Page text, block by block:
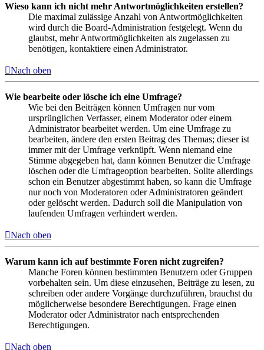
Wieso kann ich nicht mehr Antwortmöglichkeiten erstellen?
Die maximal zulässige Anzahl von Antwortmöglichkeiten
wird durch die Board-Administration festgelegt. Wenn du
glaubst, mehr Antwortmöglichkeiten als zugelassen zu
benötigen, kontaktiere einen Administrator.
Nach oben
Wie bearbeite oder lösche ich eine Umfrage?
Wie bei den Beiträgen können Umfragen nur vom
ursprünglichen Verfasser, einem Moderator oder einem
Administrator bearbeitet werden. Um eine Umfrage zu
bearbeiten, ändere den ersten Beitrag des Themas; dieser ist
immer mit der Umfrage verknüpft. Wenn niemand eine
Stimme abgegeben hat, dann können Benutzer die Umfrage
löschen oder die Umfrageoption bearbeiten. Sollte allerdings
schon ein Benutzer abgestimmt haben, so kann die Umfrage
nur noch von Moderatoren oder Administratoren geändert
oder gelöscht werden. Dadurch soll die Manipulation von
laufenden Umfragen verhindert werden.
Nach oben
Warum kann ich auf bestimmte Foren nicht zugreifen?
Manche Foren können bestimmten Benutzern oder Gruppen
vorbehalten sein. Um diese einzusehen, Beiträge zu lesen, zu
schreiben oder andere Vorgänge durchzuführen, brauchst du
möglicherweise besondere Berechtigungen. Frage einen
Moderator oder Administrator nach entsprechenden
Berechtigungen.
Nach oben